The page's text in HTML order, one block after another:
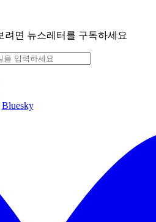
면 뉴스레터를 구독하세요
Bluesky